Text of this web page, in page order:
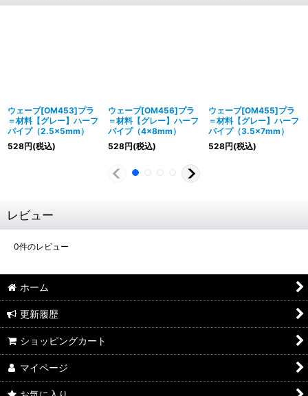
ウェーブ[OM453]プラ
＝材料【グレー】ハーフ
パイプ（2.5×5mm）
528円(税込)
ウェーブ[OM456]プラ
＝材料【グレー】ハーフ
パイプ（4×8mm）
528円(税込)
ウェーブ[OM455]プラ
＝材料【グレー】ハーフ
パイプ（3.5×7mm）
528円(税込)
レビュー
0件のレビュー
ホーム
更新履歴
ショッピングカート
マイページ